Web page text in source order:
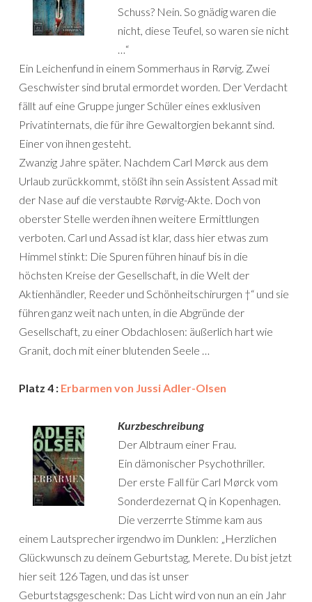
Schuss? Nein. So gnädig waren die
nicht, diese Teufel, so waren sie nicht
…“
Ein Leichenfund in einem Sommerhaus in Rørvig. Zwei
Geschwister sind brutal ermordet worden. Der Verdacht
fällt auf eine Gruppe junger Schüler eines exklusiven
Privatinternats, die für ihre Gewaltorgien bekannt sind.
Einer von ihnen gesteht.
Zwanzig Jahre später. Nachdem Carl Mørck aus dem
Urlaub zurückkommt, stößt ihn sein Assistent Assad mit
der Nase auf die verstaubte Rørvig-Akte. Doch von
oberster Stelle werden ihnen weitere Ermittlungen
verboten. Carl und Assad ist klar, dass hier etwas zum
Himmel stinkt: Die Spuren führen hinauf bis in die
höchsten Kreise der Gesellschaft, in die Welt der
Aktienhändler, Reeder und Schönheitschirurgen †“ und sie
führen ganz weit nach unten, in die Abgründe der
Gesellschaft, zu einer Obdachlosen: äußerlich hart wie
Granit, doch mit einer blutenden Seele …
Platz 4 : Erbarmen von Jussi Adler-Olsen
Kurzbeschreibung
Der Albtraum einer Frau.
Ein dämonischer Psychothriller.
Der erste Fall für Carl Mørck vom
Sonderdezernat Q in Kopenhagen.
Die verzerrte Stimme kam aus
einem Lautsprecher irgendwo im Dunklen: „Herzlichen
Glückwunsch zu deinem Geburtstag, Merete. Du bist jetzt
hier seit 126 Tagen, und das ist unser
Geburtstagsgeschenk: Das Licht wird von nun an ein Jahr